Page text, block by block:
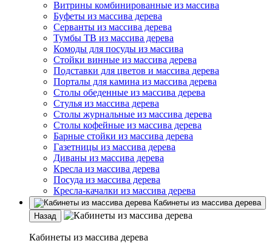
Витрины комбинированные из массива
Буфеты из массива дерева
Серванты из массива дерева
Тумбы ТВ из массива дерева
Комоды для посуды из массива
Стойки винные из массива дерева
Подставки для цветов и массива дерева
Порталы для камина из массива дерева
Столы обеденные из массива дерева
Стулья из массива дерева
Столы журнальные из массива дерева
Столы кофейные из массива дерева
Барные стойки из массива дерева
Газетницы из массива дерева
Диваны из массива дерева
Кресла из массива дерева
Посуда из массива дерева
Кресла-качалки из массива дерева
Кабинеты из массива дерева
Назад
Кабинеты из массива дерева